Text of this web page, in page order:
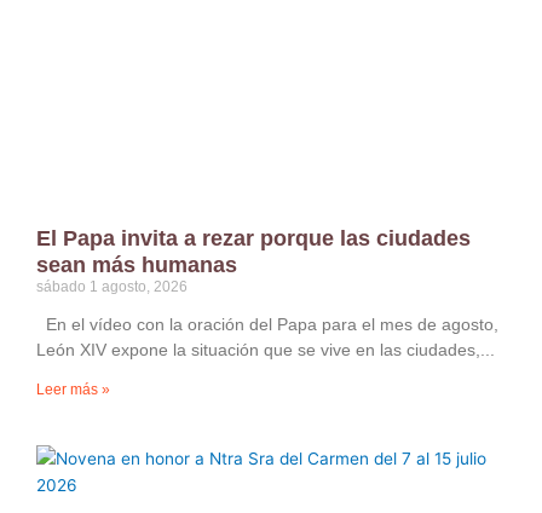
El Papa invita a rezar porque las ciudades
sean más humanas
sábado 1 agosto, 2026
En el vídeo con la oración del Papa para el mes de agosto,
León XIV expone la situación que se vive en las ciudades,
Leer más »